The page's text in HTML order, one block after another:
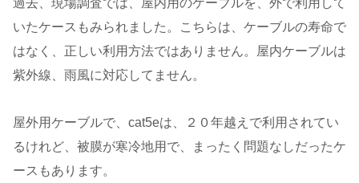
過去、現場調査では、屋内用のケーブルを、外で利用して
いたケースもみられました。こちらは、ケーブルの寿命で
はなく、正しい利用方法ではありません。屋内ケーブルは
紫外線、雨風に対応してません。
屋外用ケーブルで、cat5eは、２０年越えで利用されてい
るけれど、被膜が寒冷地用で、まったく問題なしだったケ
ースもあります。